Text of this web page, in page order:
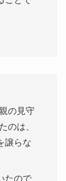
の見守
のは、
譲らな
たので